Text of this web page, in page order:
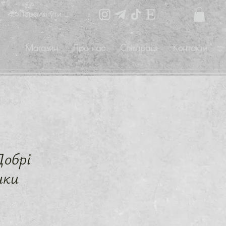
Магазин Про нас Співпраця Контакти
Переглянути бали